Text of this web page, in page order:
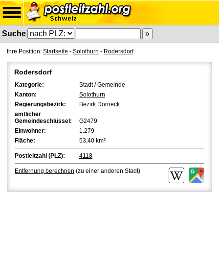
Suche
Ihre Position: Startseite - Solothurn - Rodersdorf
Rodersdorf
Kategorie:
Stadt / Gemeinde
Kanton:
Solothurn
Regierungsbezirk:
Bezirk Dorneck
amtlicher
Gemeindeschlüssel:
G2479
Einwohner:
1.279
Fläche:
53,40 km²
Postleitzahl (PLZ): 4118
Entfernung berechnen (zu einer anderen Stadt)